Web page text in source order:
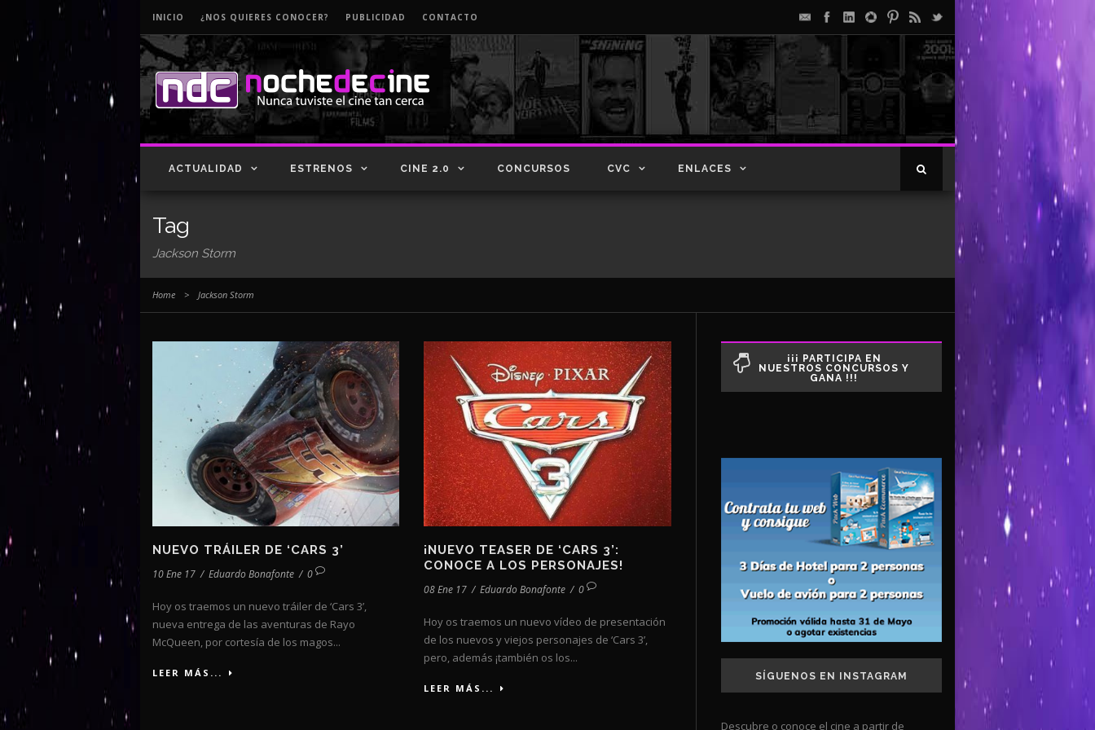
INICIO ¿NOS QUIERES CONOCER? PUBLICIDAD CONTACTO
ACTUALIDAD ESTRENOS CINE 2.0 CONCURSOS CVC ENLACES
Tag
Jackson Storm
Home > Jackson Storm
NUEVO TRÁILER DE ‘CARS 3’
10 Ene 17 / Eduardo Bonafonte / 0
Hoy os traemos un nuevo tráiler de ‘Cars 3’,
nueva entrega de las aventuras de Rayo
McQueen, por cortesía de los magos...
LEER MÁS...
¡NUEVO TEASER DE ‘CARS 3’:
CONOCE A LOS PERSONAJES!
08 Ene 17 / Eduardo Bonafonte / 0
Hoy os traemos un nuevo vídeo de presentación
de los nuevos y viejos personajes de ‘Cars 3’,
pero, además ¡también os los...
LEER MÁS...
¡¡¡ PARTICIPA EN
NUESTROS CONCURSOS Y
GANA !!!
SÍGUENOS EN INSTAGRAM
Descubre o conoce el cine a partir de